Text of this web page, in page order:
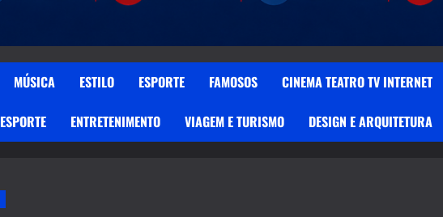
MÚSICA ESTILO ESPORTE FAMOSOS CINEMA TEATRO TV INTERNET
ESPORTE ENTRETENIMENTO VIAGEM E TURISMO DESIGN E ARQUITETURA